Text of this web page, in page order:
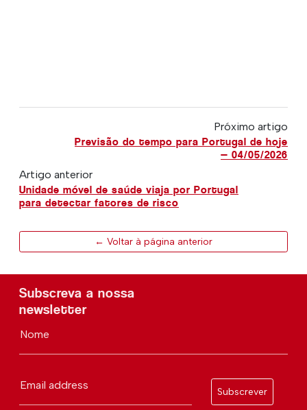
Próximo artigo
Previsão do tempo para Portugal de hoje
— 04/05/2026
Artigo anterior
Unidade móvel de saúde viaja por Portugal
para detectar fatores de risco
← Voltar à página anterior
Subscreva a nossa
newsletter
Nome
Email address
Subscrever